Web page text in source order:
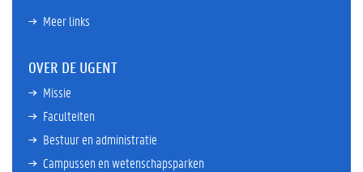
Meer links
OVER DE UGENT
Missie
Faculteiten
Bestuur en administratie
Campussen en wetenschapsparken